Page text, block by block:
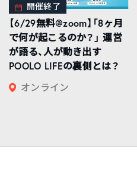
開催終了
【6/29無料@zoom】「8ヶ月
で何が起こるのか？」 運営
が語る、人が動き出す
POOLO LIFEの裏側とは？
オンライン